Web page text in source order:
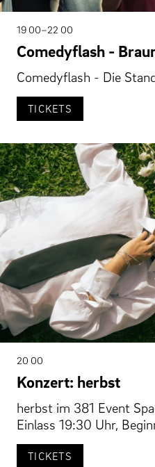
19 00–22 00
Comedyflash -
Comedyflash - Die
TICKETS
20 00
Konzert: herbst
herbst im 381 Event
Einlass 19:30 Uhr,
TICKETS